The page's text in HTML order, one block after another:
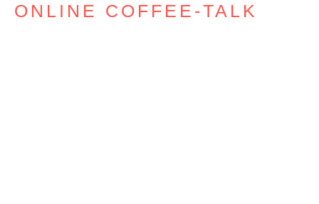
ONLINE COFFEE-TALK